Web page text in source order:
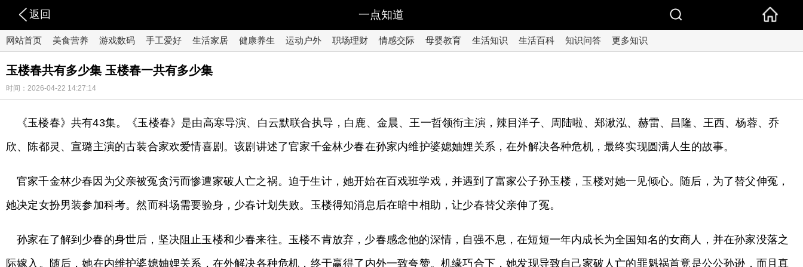
返回 一点知道
网站首页 美食营养 游戏数码 手工爱好 生活家居 健康养生 运动户外 职场理财 情感交际 母婴教育 生活知识 生活百科 知识问答 更多知识
玉楼春共有多少集 玉楼春一共有多少集
时间：2026-04-22 14:27:14
《玉楼春》共有43集。《玉楼春》是由高寒导演、白云默联合执导，白鹿、金晨、王一哲领衔主演，辣目洋子、周陆啦、郑湫泓、赫雷、昌隆、王西、杨蓉、乔
欣、陈都灵、宣璐主演的古装合家欢爱情喜剧。该剧讲述了官家千金林少春在孙家内维护婆媳妯娌关系，在外解决各种危机，最终实现圆满人生的故事。
官家千金林少春因为父亲被冤贪污而惨遭家破人亡之祸。迫于生计，她开始在百戏班学戏，并遇到了富家公子孙玉楼，玉楼对她一见倾心。随后，为了替父伸冤，
她决定女扮男装参加科考。然而科场需要验身，少春计划失败。玉楼得知消息后在暗中相助，让少春替父亲伸了冤。
孙家在了解到少春的身世后，坚决阻止玉楼和少春来往。玉楼不肯放弃，少春感念他的深情，自强不息，在短短一年内成长为全国知名的女商人，并在孙家没落之
际嫁入。随后，她在内维护婆媳妯娌关系，在外解决各种危机，终于赢得了内外一致夸赞。机缘巧合下，她发现导致自己家破人亡的罪魁祸首竟是公公孙逊，而且真